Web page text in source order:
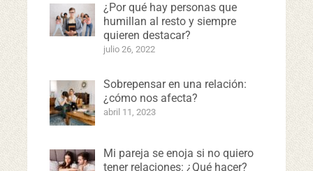
¿Por qué hay personas que
humillan al resto y siempre
quieren destacar?
julio 26, 2022
Sobrepensar en una relación:
¿cómo nos afecta?
abril 11, 2023
Mi pareja se enoja si no quiero
tener relaciones: ¿Qué hacer?